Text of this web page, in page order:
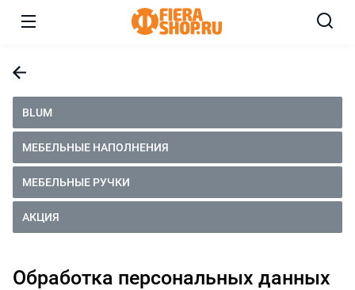
BLUM
МЕБЕЛЬНЫЕ НАПОЛНЕНИЯ
МЕБЕЛЬНЫЕ РУЧКИ
АКЦИЯ
Обработка персональных данных